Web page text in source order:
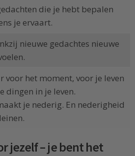
die je hebt bepalen
je ervaart.
nieuwe gedachtes nieuwe
voor het moment, voor je leven
dingen in je leven.
je nederig. En nederigheid
jezelf – je bent het